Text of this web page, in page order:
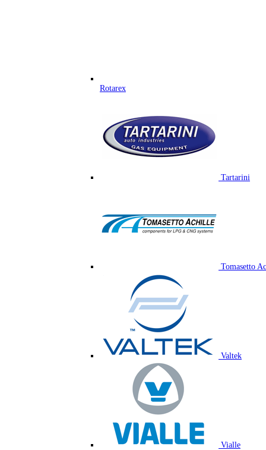
Rotarex
Tartarini
Tomasetto
Valtek
Vialle